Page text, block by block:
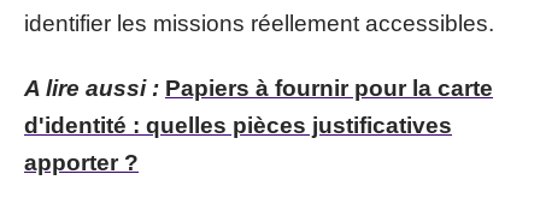
identifier les missions réellement accessibles.
A lire aussi : Papiers à fournir pour la carte
d'identité : quelles pièces justificatives
apporter ?